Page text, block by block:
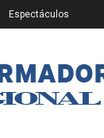
Espectáculos